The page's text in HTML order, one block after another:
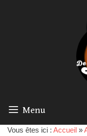
Menu
Vous êtes ici : Accueil »